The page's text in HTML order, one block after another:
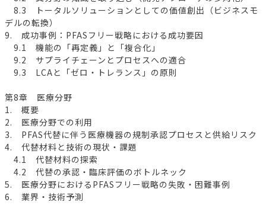
8.3 トータルソリューションとしての価値創出（ビジネスモ
デルの転換）
9. 成功事例：PFASフリー戦略における成功要因
9.1 機能の「再定義」と「複合化」
9.2 サプライチェーンとプロセスへの適合
9.3 LCAと「ゼロ・トレランス」の原則
第8章 医療分野
1. 概要
2. 医療分野での利用
3. PFAS代替に伴う医療機器の規制承認プロセスと供給リスク
4. 代替材料と技術の現状・課題
4.1 代替材料の探索
4.2 代替の承認・臨床評価のボトルネック
5. 医療分野におけるPFASフリー戦略の失敗・困難事例
6. 業界・技術予測